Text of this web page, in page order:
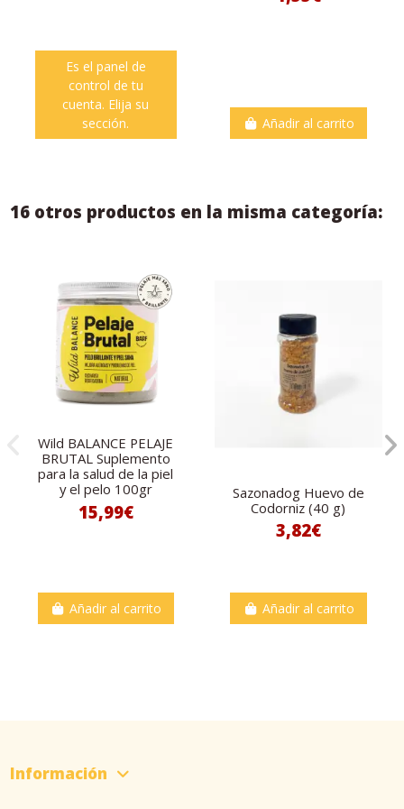
Es el panel de
control de tu
cuenta. Elija su
sección.
Añadir al carrito
16 otros productos en la misma categoría:
Wild BALANCE PELAJE
BRUTAL Suplemento
para la salud de la piel
y el pelo 100gr
15,99€
Añadir al carrito
Sazonadog Huevo de
Codorniz (40 g)
3,82€
Añadir al carrito
Información